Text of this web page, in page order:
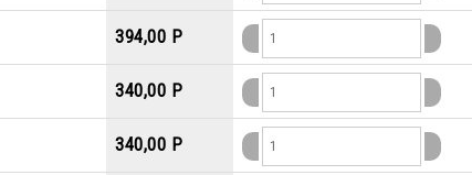
394,00 P
340,00 P
340,00 P